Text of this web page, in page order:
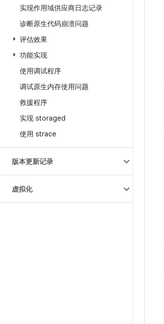
实现作用域供应商日志记录
诊断原生代码崩溃问题
评估效果
功能实现
使用调试程序
调试原生内存使用问题
救援程序
实现 storaged
使用 strace
版本更新记录
虚拟化